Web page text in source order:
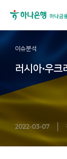
이슈분석
러시아·우
2022-03-07